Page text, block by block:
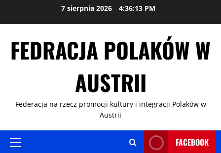
7 sierpnia 2026 4:36:14 PM
FEDRACJA POLAKÓW W
AUSTRII
Federacja na rzecz promocji kultury i integracji Polaków w
Austrii
Menu
FACEBOOK